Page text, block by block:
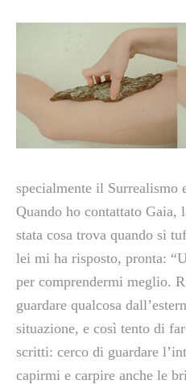
specialmente il Surrealismo
Quando ho contattato Gaia,
stata cosa trova quando si
lei mi ha risposto, pronta:
per comprendermi meglio.
guardare qualcosa
situazione, e così tento di
scritti: cerco di guardare
capirmi e carpire anche le